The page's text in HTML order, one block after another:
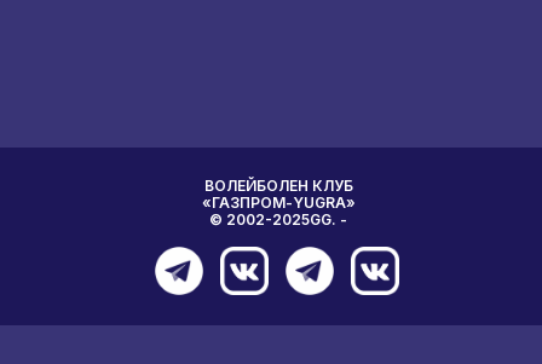
ВОЛЕЙБОЛЕН КЛУБ
«ГАЗПРОМ-YUGRA»
© 2002-2025GG. -